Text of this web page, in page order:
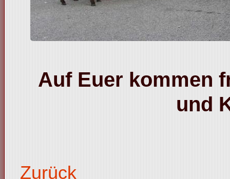
Auf Euer kommen
und
Zurück